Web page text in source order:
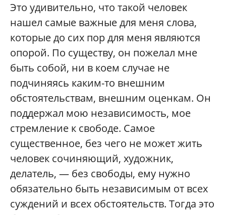
Это удивительно, что такой человек
нашел самые важные для меня слова,
которые до сих пор для меня являются
опорой. По существу, он пожелал мне
быть собой, ни в коем случае не
подчиняясь каким-то внешним
обстоятельствам, внешним оценкам. Он
поддержал мою независимость, мое
стремление к свободе. Самое
существенное, без чего не может жить
человек сочиняющий, художник,
делатель, — без свободы, ему нужно
обязательно быть независимым от всех
суждений и всех обстоятельств. Тогда это